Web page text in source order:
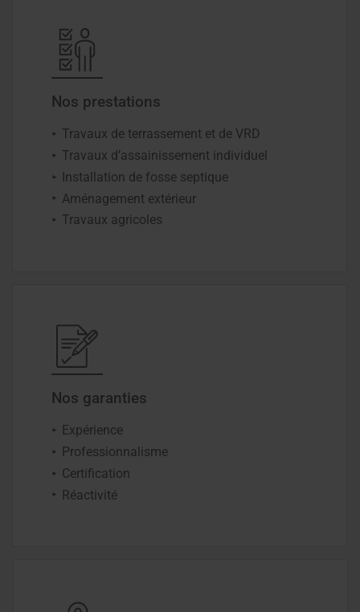
Nos prestations
Travaux de terrassement et de VRD
Travaux d’assainissement individuel
Installation de fosse septique
Aménagement extérieur
Travaux agricoles
Nos garanties
Expérience
Professionnalisme
Certification
Réactivité